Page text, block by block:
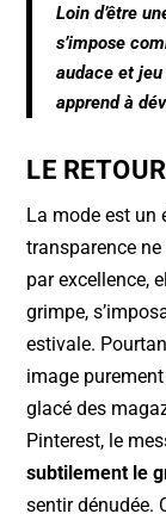
Loin d’être
s’impose
audace et
apprend à
LE
La mode est un
transparence
par excellence,
grimpe,
estivale.
image
glacé des
Pinterest, le
subtilement le
sentir dénudée.